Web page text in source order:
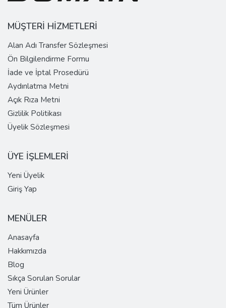
MÜŞTERİ HİZMETLERİ
Alan Adı Transfer Sözleşmesi
Ön Bilgilendirme Formu
İade ve İptal Prosedürü
Aydınlatma Metni
Açık Rıza Metni
Gizlilik Politikası
Üyelik Sözleşmesi
ÜYE İŞLEMLERİ
Yeni Üyelik
Giriş Yap
MENÜLER
Anasayfa
Hakkımızda
Blog
Sıkça Sorulan Sorular
Yeni Ürünler
Tüm Ürünler